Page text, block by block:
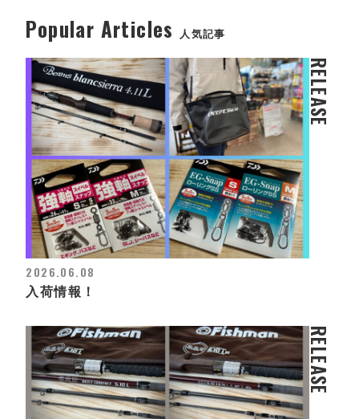
Popular Articles 人気記事
RELEASE
2026.06.08
入荷情報！
RELEASE